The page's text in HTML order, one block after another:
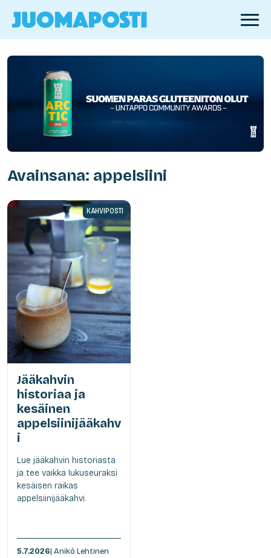
Avainsana: appelsiini
KAHVIPOSTI
Jääkahvin
historiaa ja
kesäinen
appelsiinijääkahv
i
Lue jääkahvin historiasta
ja tee vaikka lukuseuraksi
kesäisen raikas
appelsiinijääkahvi.
5.7.2026| Anikó Lehtinen